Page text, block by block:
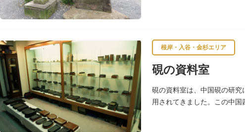
根岸・入谷・金杉エリア
硯の資料室
硯の資料室は、中国硯の研
用されてきました。この中国